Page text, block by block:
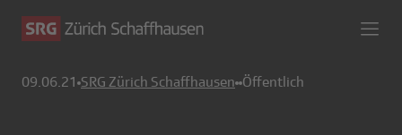
09.06.21 SRG Zürich Schaffhausen Öffentlich